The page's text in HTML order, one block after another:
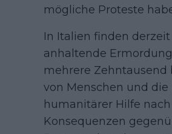
mögliche Proteste
In Italien finden
anhaltende
mehrere
von Menschen und
humanitärer Hilfe
Konsequenzen